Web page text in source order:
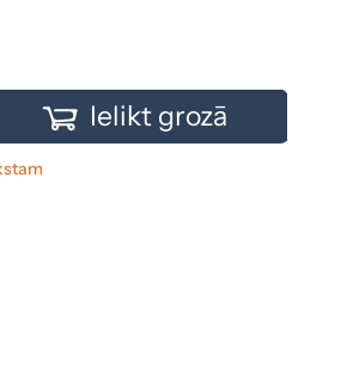
Ielikt grozā